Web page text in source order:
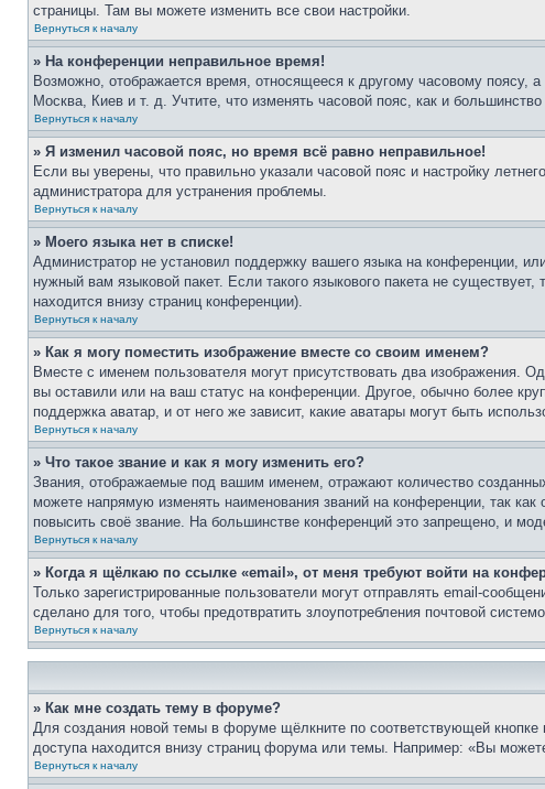
страницы. Там вы можете изменить все свои настройки.
Вернуться к началу
» На конференции неправильное время!
Возможно, отображается время, относящееся к другому часовому поясу,
Москва, Киев и т. д. Учтите, что изменять часовой пояс, как и
Вернуться к началу
» Я изменил часовой пояс, но время всё равно неправильное!
Если вы уверены, что правильно указали часовой пояс и настройку
администратора для устранения проблемы.
Вернуться к началу
» Моего языка нет в списке!
Администратор не установил поддержку вашего языка на конференции,
нужный вам языковой пакет. Если такого языкового пакета не
находится внизу страниц конференции).
Вернуться к началу
» Как я могу поместить изображение вместе со своим именем?
Вместе с именем пользователя могут присутствовать два изображения.
вы оставили или на ваш статус на конференции. Другое, обычно более
поддержка аватар, и от него же зависит, какие аватары могут быть
Вернуться к началу
» Что такое звание и как я могу изменить его?
Звания, отображаемые под вашим именем, отражают количество
можете напрямую изменять наименования званий на конференции, так
повысить своё звание. На большинстве конференций это запрещено, и
Вернуться к началу
» Когда я щёлкаю по ссылке «email», от меня требуют войти на
Только зарегистрированные пользователи могут отправлять email-
сделано для того, чтобы предотвратить злоупотребления почтовой
Вернуться к началу
» Как мне создать тему в форуме?
Для создания новой темы в форуме щёлкните по соответствующей
доступа находится внизу страниц форума или темы. Например: «Вы
Вернуться к началу